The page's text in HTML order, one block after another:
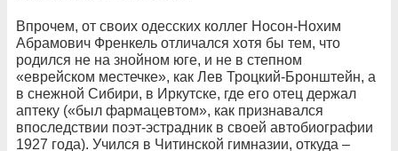
Впрочем, от своих одесских коллег Носон-Нохим
Абрамович Френкель отличался хотя бы тем, что
родился не на знойном юге, и не в степном
«еврейском местечке», как Лев Троцкий-Бронштейн, а
в снежной Сибири, в Иркутске, где его отец держал
аптеку («был фармацевтом», как признавался
впоследствии поэт-эстрадник в своей автобиографии
1927 года). Учился в Читинской гимназии, откуда –